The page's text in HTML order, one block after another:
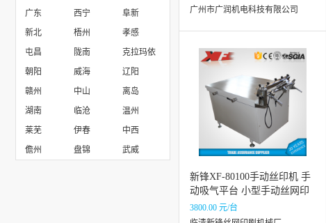
广东
西宁
阜新
新北
梧州
孝感
屯昌
陇南
克拉玛依
朝阳
威海
辽阳
赣州
中山
离岛
湖南
临沧
温州
莱芜
伊春
中西
儋州
盘锦 武威
广州市广润机电科技有限公司
新锋XF-80100手动丝印机 手
动吸气平台 小型手动丝网印
刷机 厂家直销 礼品包装手动
丝印机 可吸气 教学设备
3800.00 元/台